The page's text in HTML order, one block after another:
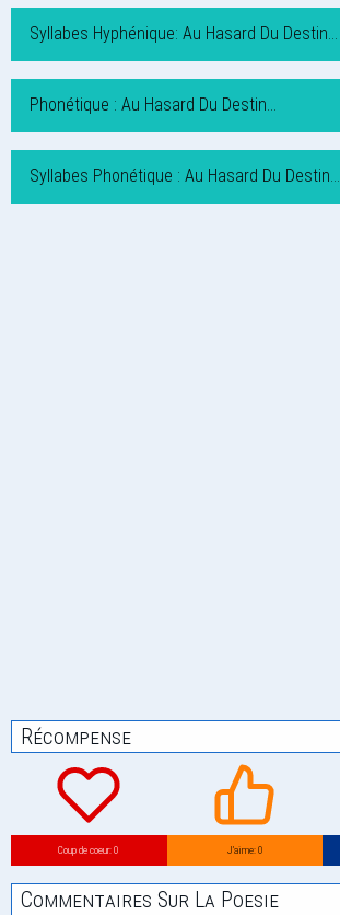
Syllabes Hyphénique: Au Hasard Du Destin…
Phonétique : Au Hasard Du Destin…
Syllabes Phonétique : Au Hasard Du Destin…
Récompense
Coup de coeur: 0 J’aime: 0
Commentaires Sur La Poesie